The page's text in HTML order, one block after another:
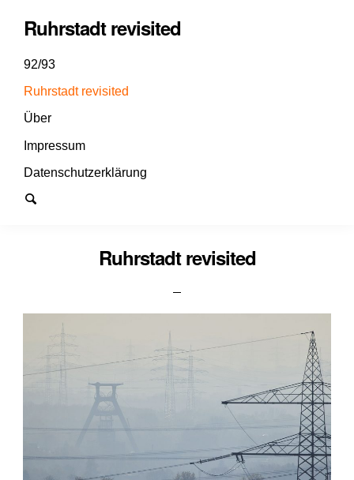
Ruhrstadt revisited
92/93
Ruhrstadt revisited
Über
Impressum
Datenschutzerklärung
Ruhrstadt revisited